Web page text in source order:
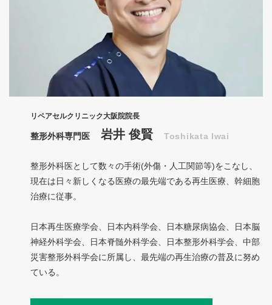
リペアセルクリニック大阪院院長
整形外科専門医 岩井 俊賢 Toshikata Iwai
整形外科医として数々の手術(外傷・人工関節等)をこなし、
現在は日々新しくなる医療の最先端である再生医療、幹細胞
治療に従事。
日本再生医療学会、日本内科学会、日本糖尿病協会、日本脳
神経外科学会、日本脊髄外科学会、日本整形外科学会、中部
災害整形外科学会に所属し、最先端の再生治療の普及に努め
ている。